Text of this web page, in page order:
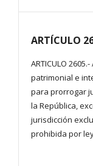
ARTÍCULO
ARTICULO
patrimonial e
para prorrogar
la República,
jurisdicción
prohibida por